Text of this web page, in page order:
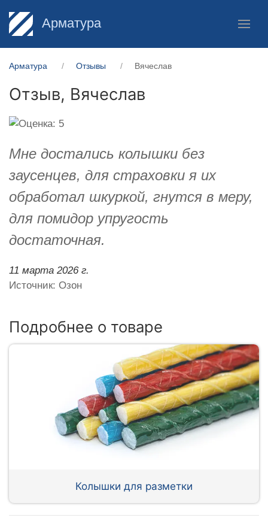
Арматура
Арматура Отзывы Вячеслав
Отзыв, Вячеслав
Мне достались колышки без
заусенцев, для страховки я их
обработал шкуркой, гнутся в меру,
для помидор упругость
достаточная.
11 марта 2026 г.
Источник: Озон
Подробнее о товаре
Колышки для разметки